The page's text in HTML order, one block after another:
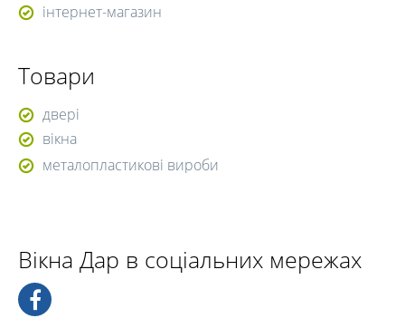
інтернет-магазин
Товари
двері
вікна
металопластикові вироби
Вікна Дар в соціальних мережах